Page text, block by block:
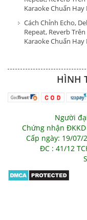
Karaoke Chuẩn Hay
Cách Chỉnh Echo,
Repeat, Reverb
Karaoke Chuẩn Hay
HÌNH
Người
Chứng nhận ĐKKD
Cấp ngày: 19/07/
ĐC : 41/12